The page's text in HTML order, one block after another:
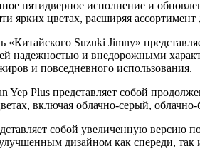
пятидверное исполнение и
ярких цветах, расширяя ассортимент
«Китайского Suzuki Jimny»
надежностью и внедорожными
и повседневного использования.
Yep Plus представляет собой
включая облачно-серый,
собой увеличенную версию
дизайном как спереди,